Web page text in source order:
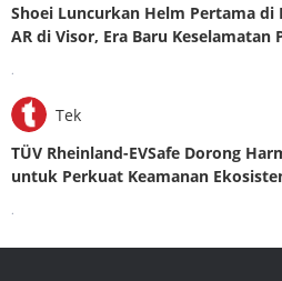
Shoei Luncurkan Helm Pertama di
AR di Visor, Era Baru Keselamatan
.
Tek
TÜV Rheinland-EVSafe Dorong
untuk Perkuat Keamanan
.